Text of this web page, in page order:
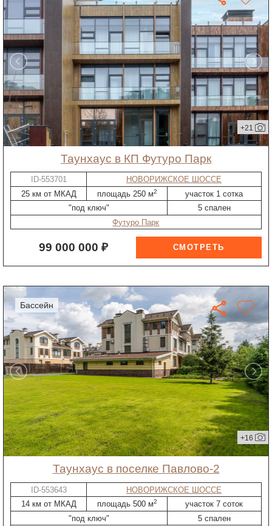
+21
таунхаус в КП Футуро Парк
ID-553701
НОВОРИЖСКОЕ ШОССЕ
25 км от МКАД
площадь 250 м2
участок 1 сотка
"под ключ"
5 спален
Футуро Парк
99 000 000 ₽
бассейн
+16
таунхаус в поселке Павлово-2
ID-553643
НОВОРИЖСКОЕ ШОССЕ
14 км от МКАД
площадь 500 м2
участок 7 соток
"под ключ"
5 спален